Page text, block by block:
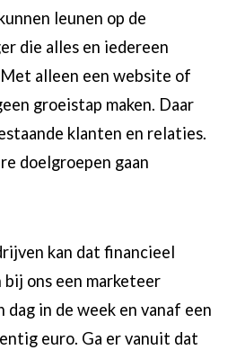
leunen op de
die alles en iedereen
alleen een website of
groeistap maken. Daar
klanten en relaties.
doelgroepen gaan
kan dat financieel
bij ons een marketeer
dag in de week en vanaf een
euro. Ga er vanuit dat